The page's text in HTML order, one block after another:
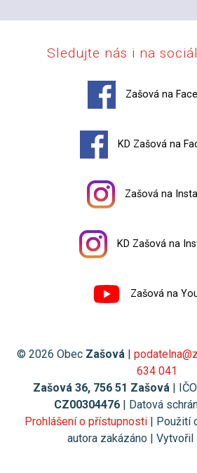
Sledujte nás i na
Zašová na
KD Zašová na
Zašová na
KD Zašová na
Zašová na
© 2026 Obec Zašová |
634 041
Zašová 36, 756 51 Zašová |
CZ00304476 | Datová
Prohlášení o přístupnosti | Použití
autora zakázáno | Vytvořil